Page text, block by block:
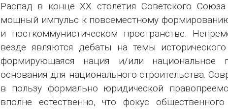
Распад в конце ХХ столетия Советского
мощный импульс к повсеместному
и посткоммунистическом пространстве.
везде являются дебаты на темы
формирующаяся нация и/или национальное
основания для национального строительства.
в пользу формально юридической
вполне естественно, что фокус